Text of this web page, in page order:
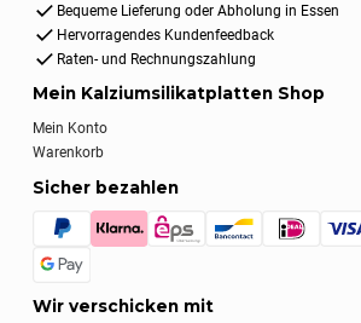
Bequeme Lieferung oder Abholung in Essen
Hervorragendes Kundenfeedback
Raten- und Rechnungszahlung
Mein Kalziumsilikatplatten Shop
Mein Konto
Warenkorb
Sicher bezahlen
Wir verschicken mit